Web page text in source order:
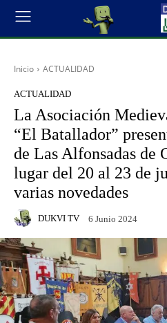
Inicio ACTUALIDAD
ACTUALIDAD
La Asociación
“El Batallador”
de Las Alfonsadas de
lugar del 20 al 23 de
varias novedades
DUKVI TV 6 Junio 2024